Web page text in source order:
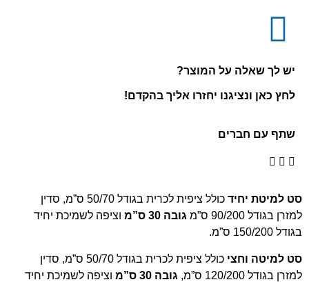
יש לך שאלה על המוצר?
לחץ כאן ונציגנו יחזרו אליך בהקדם!
שתף עם חברים
סט למיטת יחיד
כולל ציפית לכרית בגודל 50/70 ס”מ, סדין
למזרן בגודל 90/200 ס”מ
גובה 30 ס”מ
וציפה לשמיכת יחיד
בגודל 150/200 ס”מ.
סט למיטה וחצי
כולל ציפית לכרית בגודל 50/70 ס”מ, סדין
למזרן בגודל 120/200 ס”מ,
גובה 30 ס”מ
וציפה לשמיכת יחיד